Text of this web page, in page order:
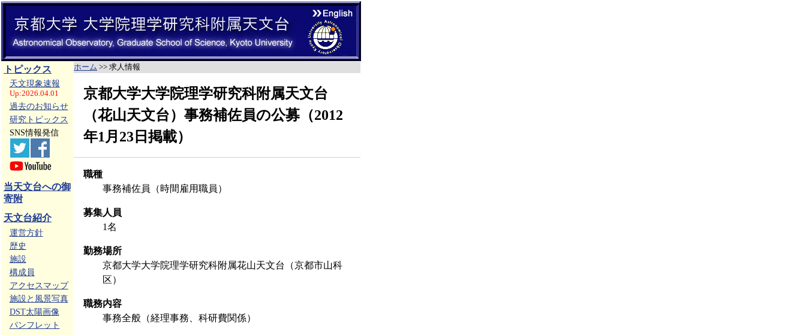
トピックス
天文現象速報
Up:2026.04.01
過去のお知らせ
研究トピックス
SNS情報発信
当天文台への御
寄附
天文台紹介
運営方針
歴史
施設
構成員
アクセスマップ
施設と風景写真
DST太陽画像
パンフレット
ホーム >> 求人情報
京都大学大学院理学研究科附属天文台
（花山天文台）事務補佐員の公募（2012
年1月23日掲載）
職種
事務補佐員（時間雇用職員）
募集人員
1名
勤務場所
京都大学大学院理学研究科附属花山天文台（京都市山科
区）
職務内容
事務全般（経理事務、科研費関係）